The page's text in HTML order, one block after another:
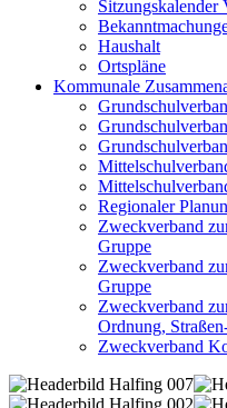
Sitzungskalender
Haushalt
Ortspläne
Kommunale
Regionaler
Zweckverband
Gruppe
Zweckverband
Gruppe
Zweckverband
Ordnung,
Zweckverband